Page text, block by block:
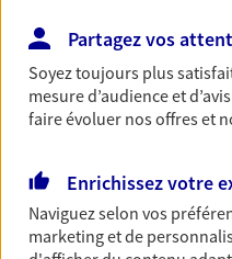
Samy
France
133 Rue De La Tour,
Horaires : Fermé
Partagez vos
Soyez toujours plus
mesure d’audience et
faire évoluer nos offres et
Enrichissez votre
Naviguez selon vos
marketing et de